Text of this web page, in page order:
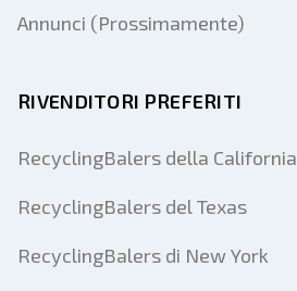
Annunci (Prossimamente)
RIVENDITORI PREFERITI
RecyclingBalers della California
RecyclingBalers del Texas
RecyclingBalers di New York